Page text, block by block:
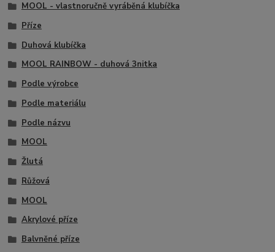
MOOL - vlastnoručně vyráběná klubíčka
Příze
Duhová klubíčka
MOOL RAINBOW - duhová 3nitka
Podle výrobce
Podle materiálu
Podle názvu
MOOL
Žlutá
Růžová
MOOL
Akrylové příze
Balvněné příze